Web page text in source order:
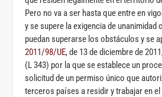
Pero no va a ser hasta que entre en
y se supere la exigencia de unanimidad
puedan superarse los obstáculos y se
2011/98/UE, de 13 de diciembre de
(L 343) por la que se establece un
solicitud de un permiso único que
terceros países a residir y trabajar en